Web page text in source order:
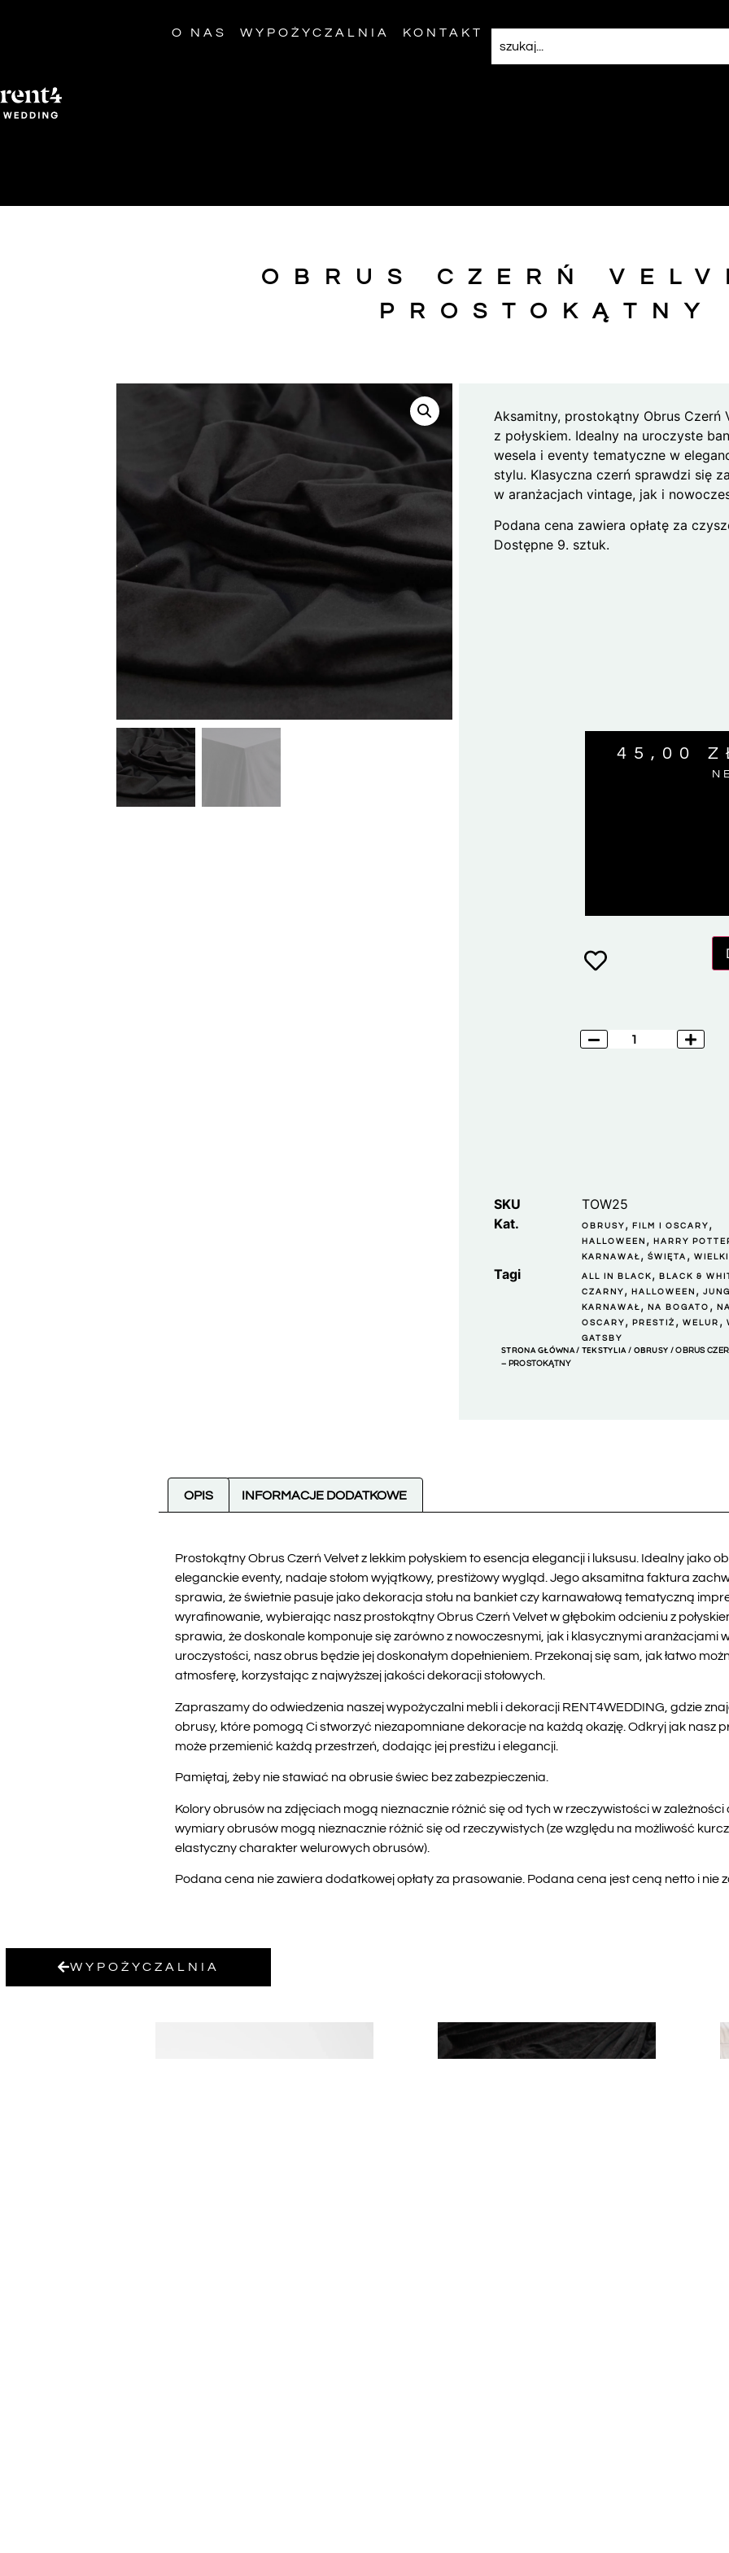
O NAS WYPOŻYCZALNIA KONTAKT
OBRUS CZERŃ
PROSTOKĄTNY
Aksamitny, prostokątny Obrus Czerń
z połyskiem. Idealny na uroczyste
wesela i eventy tematyczne w
stylu. Klasyczna czerń sprawdzi się
w aranżacjach vintage, jak i
Podana cena zawiera opłatę za
Dostępne 9. sztuk.
45,00
SKU
TOW25
Kat.
OBRUSY ,FILM I OSCARY ,
HALLOWEEN ,HARRY
KARNAWAŁ ,ŚWIĘTA ,
Tagi ALL IN BLACK ,BLACK &
CZARNY ,HALLOWEEN ,
KARNAWAŁ ,NA BOGATO ,
OSCARY ,PRESTIŻ ,WELUR ,
GATSBY
STRONA GŁÓWNA/ TEKSTYLIA / OBRUSY / OBRUS
– PROSTOKĄTNY
OPIS INFORMACJE DODATKOWE
Prostokątny Obrus Czerń Velvet z lekkim połyskiem to esencja elegancji i luksusu. Idealny jako
eleganckie eventy, nadaje stołom wyjątkowy, prestiżowy wygląd. Jego aksamitna faktura
sprawia, że świetnie pasuje jako dekoracja stołu na bankiet czy karnawałową tematyczną
wyrafinowanie, wybierając nasz prostokątny Obrus Czerń Velvet w głębokim odcieniu z
sprawia, że doskonale komponuje się zarówno z nowoczesnymi, jak i klasycznymi aranżacjami
uroczystości, nasz obrus będzie jej doskonałym dopełnieniem. Przekonaj się sam, jak łatwo
atmosferę, korzystając z najwyższej jakości dekoracji stołowych.
Zapraszamy do odwiedzenia naszej wypożyczalni mebli i dekoracji RENT4WEDDING, gdzie
obrusy, które pomogą Ci stworzyć niezapomniane dekoracje na każdą okazję. Odkryj jak nasz
może przemienić każdą przestrzeń, dodając jej prestiżu i elegancji.
Pamiętaj, żeby nie stawiać na obrusie świec bez zabezpieczenia.
Kolory obrusów na zdjęciach mogą nieznacznie różnić się od tych w rzeczywistości w
wymiary obrusów mogą nieznacznie różnić się od rzeczywistych (ze względu na możliwość
elastyczny charakter welurowych obrusów).
Podana cena nie zawiera dodatkowej opłaty za prasowanie. Podana cena jest ceną netto i nie
WYPOŻYCZALNIA